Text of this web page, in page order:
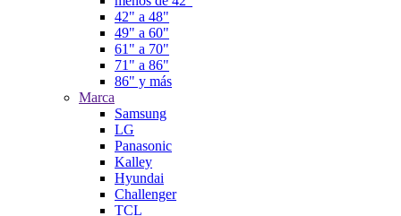
42" a 48"
49" a 60"
61" a 70"
71" a 86"
86" y más
Marca
Samsung
LG
Panasonic
Kalley
Hyundai
Challenger
TCL